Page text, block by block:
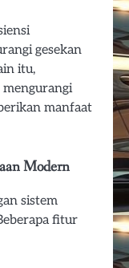
gesekan
itu,
mengurangi
manfaat
Modern
sistem
fitur